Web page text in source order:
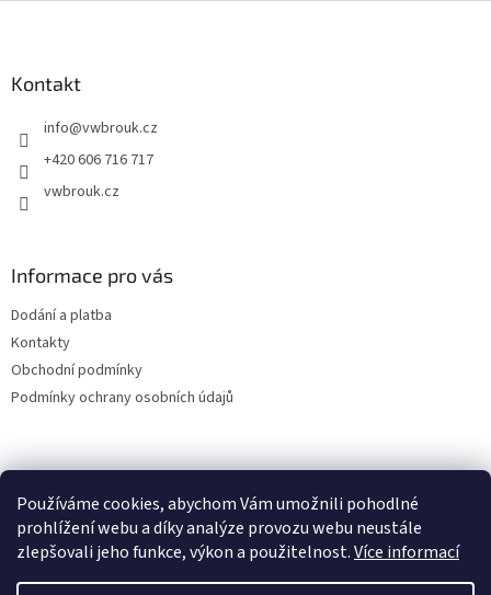
Používáme cookies, abychom Vám umožnili pohodlné
prohlížení webu a díky analýze provozu webu neustále
zlepšovali jeho funkce, výkon a použitelnost.Více informací
Kontakt
info@vwbrouk.cz
+420 606 716 717
vwbrouk.cz
Informace pro vás
Dodání a platba
Kontakty
Obchodní podmínky
Podmínky ochrany osobních údajů